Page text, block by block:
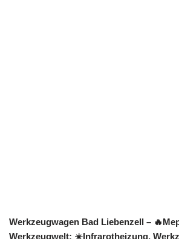
Werkzeugwagen Bad Liebenzell –
Werkzeugwelt: ☀️Infrarotheizung,